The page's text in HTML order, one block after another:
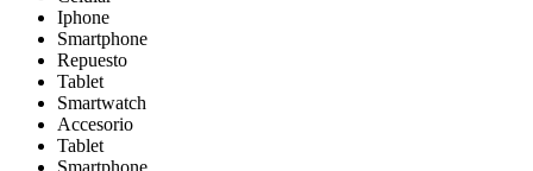
Iphone
Smartphone
Repuesto
Tablet
Smartwatch
Accesorio
Tablet
Smartphone